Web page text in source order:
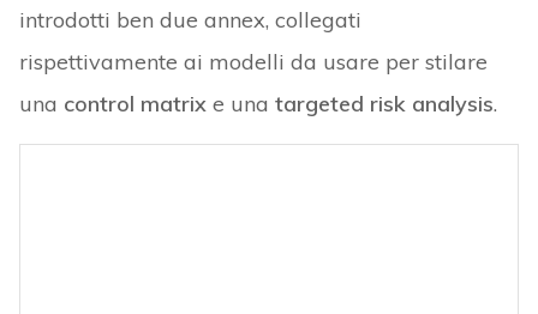
introdotti ben due annex, collegati
rispettivamente ai modelli da usare per stilare
una control matrixe una targeted risk analysis.